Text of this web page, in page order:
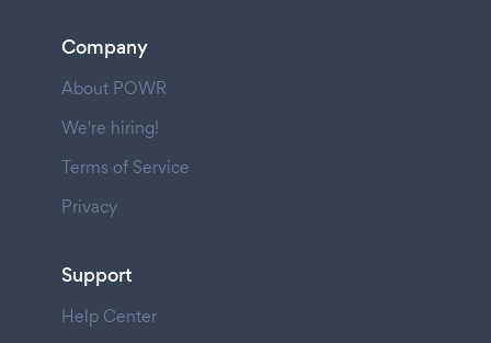
Company
About POWR
We're hiring!
Terms of Service
Privacy
Support
Help Center